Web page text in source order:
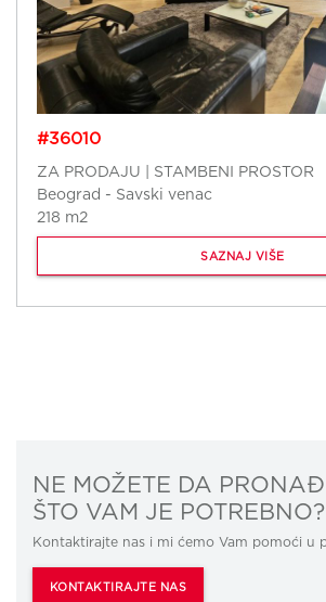
#36010
ZA PRODAJU | STAMBENI PROSTOR
Beograd - Savski venac
218 m2
SAZNAJ VIŠE
NE MOŽETE DA
ŠTO VAM JE POTREBNO?
Kontaktirajte nas i mi ćemo Vam pomoći u
KONTAKTIRAJTE NAS